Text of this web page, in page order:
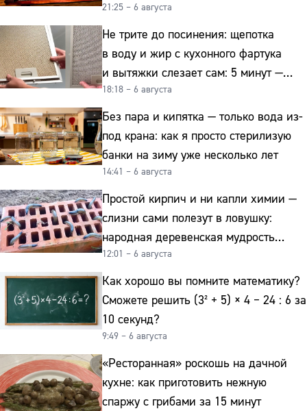
отправиться на свалку прямо сейчас
21:25 – 6 августа
Не трите до посинения: щепотка
в воду и жир с кухонного фартука
и вытяжки слезает сам: 5 минут —
и сверкает как новая
18:18 – 6 августа
Без пара и кипятка — только вода из-
под крана: как я просто стерилизую
банки на зиму уже несколько лет
14:41 – 6 августа
Простой кирпич и ни капли химии —
слизни сами полезут в ловушку:
народная деревенская мудрость
реально работает
12:01 – 6 августа
Как хорошо вы помните математику?
Сможете решить (3² + 5) × 4 − 24 : 6 за
10 секунд?
9:49 – 6 августа
«Ресторанная» роскошь на дачной
кухне: как приготовить нежную
спаржу с грибами за 15 минут